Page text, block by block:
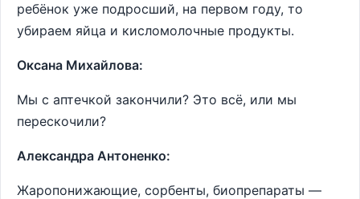
ребёнок уже подросший, на первом году, то
убираем яйца и кисломолочные продукты.
Оксана Михайлова:
Мы с аптечкой закончили? Это всё, или мы
перескочили?
Александра Антоненко:
Жаропонижающие, сорбенты, биопрепараты ―